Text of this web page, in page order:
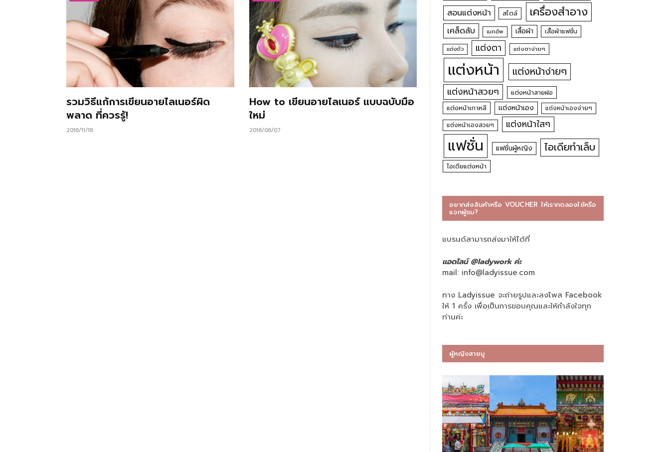
รวมวิธีแก้การเขียนอายไลเนอร์ผิด
พลาด ที่ควรรู้!
2016/11/18
How to เขียนอายไลเนอร์ แบบฉบับมือ
ใหม่
2016/06/07
สอนแต่งหน้า สไตล์ เครื่องสำอาง
เคล็ดลับ เมคอัพ เสื้อผ้า เสื้อผ้าแฟชั่น
แต่งตัว แต่งตา แต่งตาง่ายๆ
แต่งหน้า แต่งหน้าง่ายๆ
แต่งหน้าสวยๆ
แต่งหน้าสายฝอ
แต่งหน้าเกาหลี
แต่งหน้าเอง
แต่งหน้าเองง่ายๆ
แต่งหน้าเองสวยๆ
แต่งหน้าใสๆ
แฟชั่น แฟชั่นผู้หญิง ไอเดียทำเล็บ
ไอเดียแต่งหน้า
อยากส่งสินค้าหรือ VOUCHER ให้เราทดลองใช้หรือ
แจกผู้ชม?
แบรนด์สามารถส่งมาให้ได้ที่
แอดไลน์ @ladywork ค่ะ
mail: info@ladyissue.com
ทาง Ladyissue จะถ่ายรูปและลงโพส Facebook
ให้ 1 ครั้ง เพื่อเป็นการขอบคุณและให้กำลังใจทุก
ท่านค่ะ
ผู้หญิงสายมู